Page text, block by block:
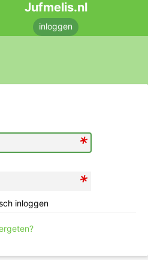
Jufmelis.nl
inloggen
inloggen